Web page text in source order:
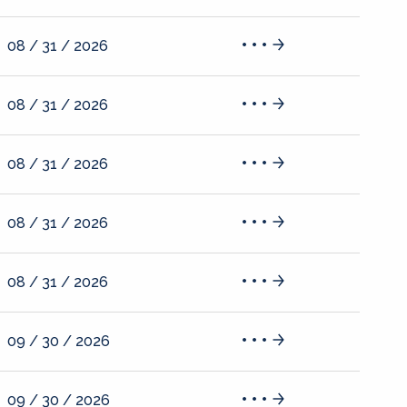
08 / 31 / 2026
08 / 31 / 2026
08 / 31 / 2026
08 / 31 / 2026
08 / 31 / 2026
09 / 30 / 2026
09 / 30 / 2026